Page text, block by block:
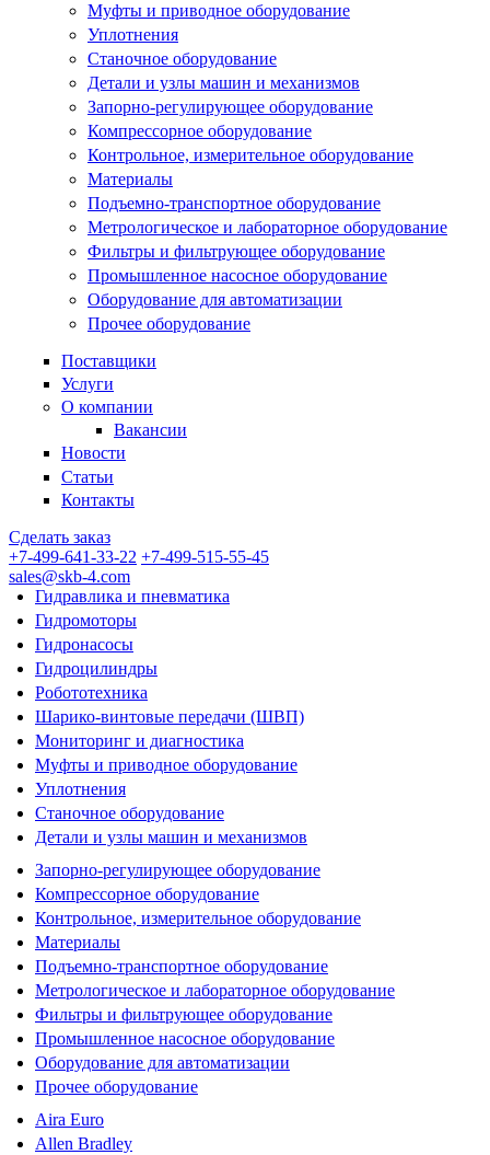
Муфты и приводное оборудование
Уплотнения
Станочное оборудование
Детали и узлы машин и механизмов
Запорно-регулирующее оборудование
Компрессорное оборудование
Контрольное, измерительное оборудование
Материалы
Подъемно-транспортное оборудование
Метрологическое и лабораторное оборудование
Фильтры и фильтрующее оборудование
Промышленное насосное оборудование
Оборудование для автоматизации
Прочее оборудование
Поставщики
Услуги
О компании
Вакансии
Новости
Статьи
Контакты
Сделать заказ
+7-499-641-33-22 +7-499-515-55-45
sales@skb-4.com
Гидравлика и пневматика
Гидромоторы
Гидронасосы
Гидроцилиндры
Робототехника
Шарико-винтовые передачи (ШВП)
Мониторинг и диагностика
Муфты и приводное оборудование
Уплотнения
Станочное оборудование
Детали и узлы машин и механизмов
Запорно-регулирующее оборудование
Компрессорное оборудование
Контрольное, измерительное оборудование
Материалы
Подъемно-транспортное оборудование
Метрологическое и лабораторное оборудование
Фильтры и фильтрующее оборудование
Промышленное насосное оборудование
Оборудование для автоматизации
Прочее оборудование
Aira Euro
Allen Bradley